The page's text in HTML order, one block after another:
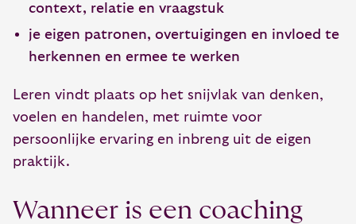
context, relatie en vraagstuk
je eigen patronen, overtuigingen en invloed te
herkennen en ermee te werken
Leren vindt plaats op het snijvlak van denken,
voelen en handelen, met ruimte voor
persoonlijke ervaring en inbreng uit de eigen
praktijk.
Wanneer is een coaching